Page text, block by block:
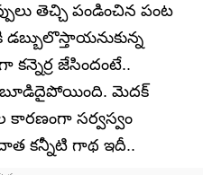
తెచ్చి పండించిన పంట
జేసిందంటే..
బూడిదైపోయింది. మెదక్
కారణంగా సర్వస్వం
కన్నీటి గాథ ఇదీ..